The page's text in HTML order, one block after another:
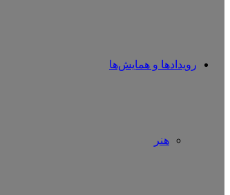
رویدادها و همایش‌ها
هنر